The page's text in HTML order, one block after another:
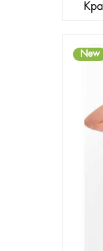
New